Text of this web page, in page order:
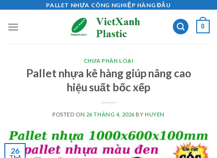
content
PALLET NHỰA CÔNG NGHIỆP HÀNG ĐẦU
0
CHƯA PHÂN LOẠI
Pallet nhựa kê hàng giúp nâng cao
hiệu suất bốc xếp
POSTED ON 26 THÁNG 4, 2026 BY HUYEN
26